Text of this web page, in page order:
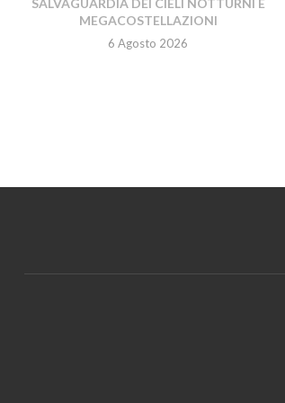
SALVAGUARDIA DEI CIELI NOTTURNI E
MEGACOSTELLAZIONI
6 Agosto 2026